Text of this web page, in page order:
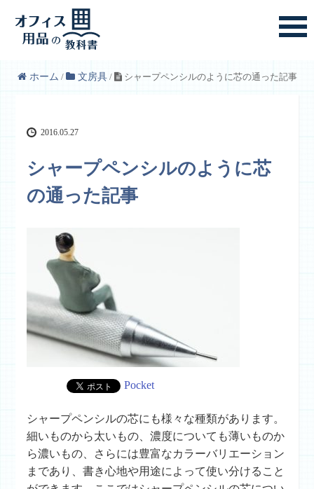
ホーム / 文房具 / シャープペンシルのように芯の通った記事
2016.05.27
シャープペンシルのように芯
の通った記事
Pocket
シャープペンシルの芯にも様々な種類があります。
細いものから太いもの、濃度についても薄いものか
ら濃いもの、さらには豊富なカラーバリエーション
まであり、書き心地や用途によって使い分けること